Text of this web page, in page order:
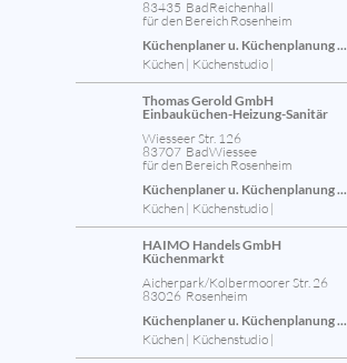
83435 BadReichenhall
für den Bereich Rosenheim
Küchenplaner u. Küchenplanung ...
Küchen | Küchenstudio |
Thomas Gerold GmbH
Einbauküchen-Heizung-Sanitär
Wiesseer Str. 126
83707 BadWiessee
für den Bereich Rosenheim
Küchenplaner u. Küchenplanung ...
Küchen | Küchenstudio |
HAIMO Handels GmbH
Küchenmarkt
Aicherpark/Kolbermoorer Str. 26
83026 Rosenheim
Küchenplaner u. Küchenplanung ...
Küchen | Küchenstudio |